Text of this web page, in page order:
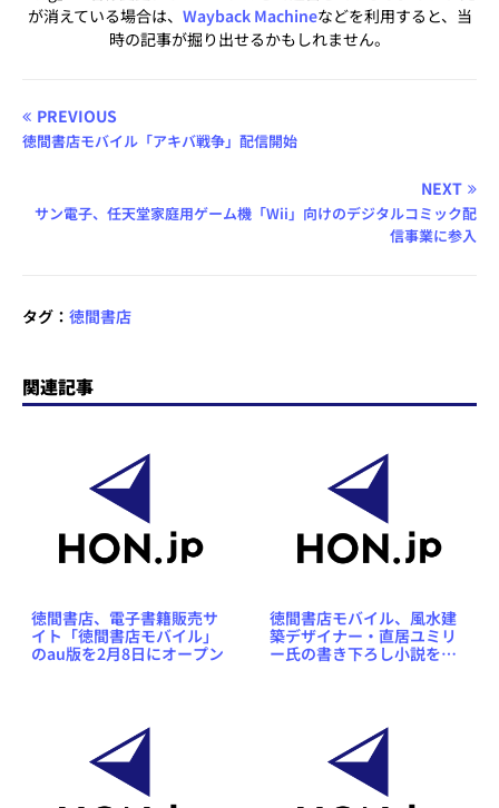
が消えている場合は、 Wayback Machineなどを利用すると、当
時の記事が掘り出せるかもしれません。
PREVIOUS
徳間書店モバイル「アキバ戦争」配信開始
NEXT
サン電子、任天堂家庭用ゲーム機「Wii」向けのデジタルコミック配
信事業に参入
タグ： 徳間書店
関連記事
徳間書店、電子書籍販売サ
イト「徳間書店モバイル」
のau版を2月8日にオープン
徳間書店モバイル、風水建
築デザイナー・直居ユミリ
ー氏の書き下ろし小説を配